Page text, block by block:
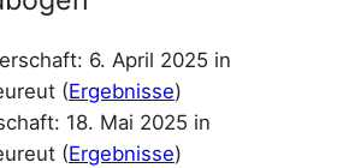
6. April 2025 in
(Ergebnisse)
18. Mai 2025 in
(Ergebnisse)